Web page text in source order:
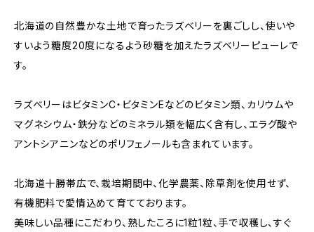
北海道の自然豊かな土地で育ったラズベリーを裏ごしし、使いや
すいよう糖度20度になるよう砂糖を加えたラズベリーピューレで
す。
ラズベリーはビタミンC・ビタミンEなどのビタミン類、カリウムや
マグネシウム・鉄分などのミネラル類を幅広く含有し、エラグ酸や
アントシアニンなどのポリフェノールも含まれています。
北海道十勝帯広で、栽培期間中、化学農薬、除草剤を使用せず、
有機肥料で愛情込めて育てております。
美味しい品種にこだわり、熟したころに1粒1粒、手で収穫し、すぐ